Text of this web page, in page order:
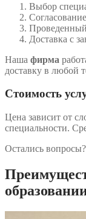
Выбор
Доставка с
Наша фирма
доставку в любой
Стоимость
Цена зависит от
специальности.
Остались